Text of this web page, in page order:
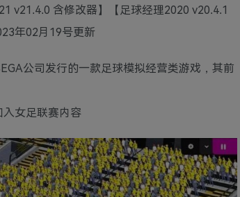
v21.4.0 含修改器】【足球经理2020 v20.4.1
年02月19号更新
公司发行的一款足球模拟经营类游戏，其前
女足联赛内容